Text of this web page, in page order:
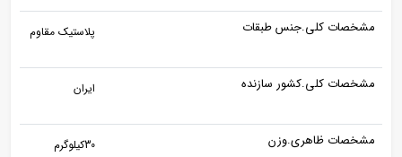
مشخصات کلی.جنس طبقات پلاستیک مقاوم
مشخصات کلی.کشور سازنده ایران
مشخصات ظاهری.وزن 30کیلوگرم